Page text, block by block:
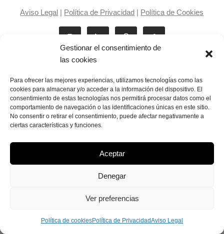
Gestionar el consentimiento de
las cookies
Para ofrecer las mejores experiencias, utilizamos tecnologías como las
cookies para almacenar y/o acceder a la información del dispositivo. El
consentimiento de estas tecnologías nos permitirá procesar datos como el
comportamiento de navegación o las identificaciones únicas en este sitio.
No consentir o retirar el consentimiento, puede afectar negativamente a
ciertas características y funciones.
Aceptar
Denegar
Ver preferencias
Política de cookiesPolítica de PrivacidadAviso Legal
Aviso Legal | Política de Privacidad | Política de Cookies
Laila Victoria © copyright 2025